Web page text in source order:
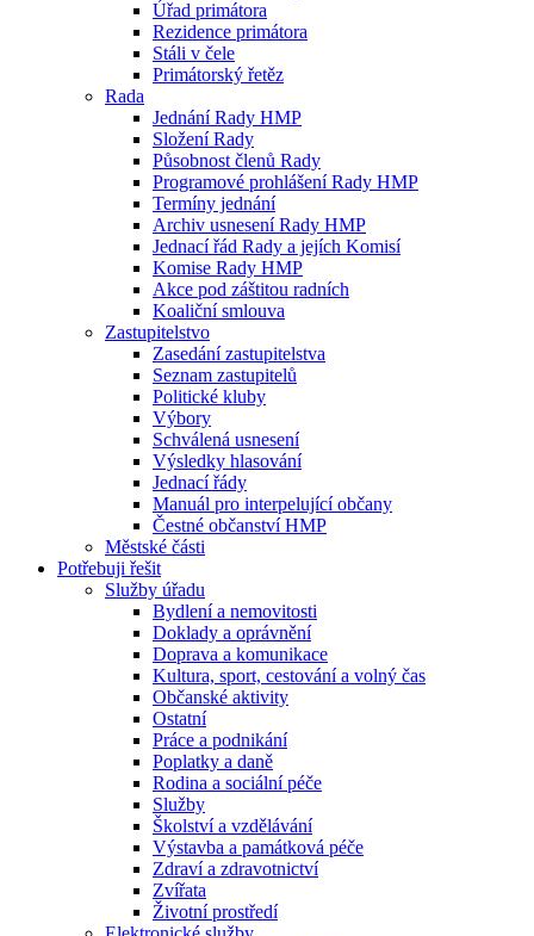
Úřad primátora
Rezidence primátora
Stáli v čele
Primátorský řetěz
Rada
Jednání Rady HMP
Složení Rady
Působnost členů Rady
Programové prohlášení Rady HMP
Termíny jednání
Archiv usnesení Rady HMP
Jednací řád Rady a jejích Komisí
Komise Rady HMP
Akce pod záštitou radních
Koaliční smlouva
Zastupitelstvo
Zasedání zastupitelstva
Seznam zastupitelů
Politické kluby
Výbory
Schválená usnesení
Výsledky hlasování
Jednací řády
Manuál pro interpelující občany
Čestné občanství HMP
Městské části
Potřebuji řešit
Služby úřadu
Bydlení a nemovitosti
Doklady a oprávnění
Doprava a komunikace
Kultura, sport, cestování a volný čas
Občanské aktivity
Ostatní
Práce a podnikání
Poplatky a daně
Rodina a sociální péče
Služby
Školství a vzdělávání
Výstavba a památková péče
Zdraví a zdravotnictví
Zvířata
Životní prostředí